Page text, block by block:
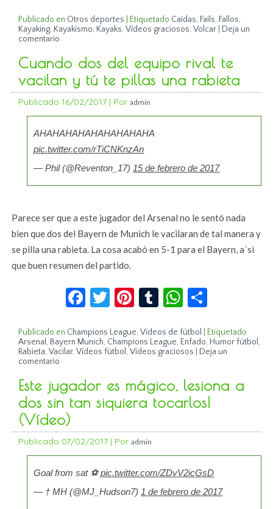
Publicado en Otros deportes Etiquetado Caídas, Fails, Fallos,
Kayaking, Kayakismo, Kayaks,Vídeos graciosos,Volcar
Deja un
comentario
Cuando dos del equipo rival te
vacilan y tú te pillas una rabieta
Publicado 16/02/2017 | Por admin
AHAHAHAHAHAHAHAHAHA
pic.twitter.com/rTiCNKnzAn
— Phil (@Reventon_17) 15 de febrero de 2017
Parece ser que a este jugador del Arsenal no le sentó nada
bien que dos del Bayern de Munich le vacilaran de tal manera y
se pilla una rabieta. La cosa acabó en 5-1 para el Bayern, a´si
que buen resumen del partido.
Facebook
Twitter
Pinterest
TumblrWhatsApp
Publicado en Champions League,Vídeos de fútbol
Etiquetado
Arsenal , Bayern Munich, Champions League, Enfado, Humor fútbol ,
Rabieta,Vacilar,Vídeos fútbol ,Vídeos graciosos
Deja un
comentario
Este jugador es mágico, lesiona a
dos sin tan siquiera tocarlos!
(Vídeo)
Publicado 07/02/2017 | Por admin
Goal from sat ⚽️pic.twitter.com/ZDvV2icGsD
— † MH (@MJ_Hudson7) 1 de febrero de 2017